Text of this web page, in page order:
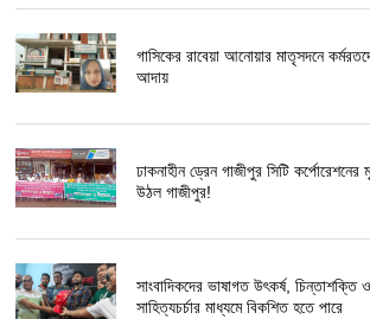
গাসিকের রাবেয়া আনোয়ার মাতৃসদনে
আদায়
ঢাকনাহীন ড্রেন গাজীপুর সিটি
উঠল গাজীপুর!
সাংবাদিকদের ভাষাগত উৎকর্ষ, চিন্তাশক্তি
সাহিত্যচর্চার মাধ্যমে বিকশিত হতে পারে